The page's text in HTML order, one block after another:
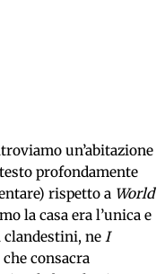
un’abitazione
profondamente
rispetto a World
la casa era l’unica e
clandestini, ne I
consacra